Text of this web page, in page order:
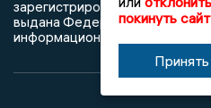
зарегистрированных средств
выдана Федеральной службой
информационных технологий
покинуть сайт
Принять